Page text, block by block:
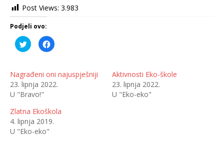
Post Views: 3.983
Podjeli ovo:
P
o
e
l
i
a
w
i
t
t
e
K
l
m
p
o
e
l
i
t
Nagrađeni oni najuspješniji
23. lipnja 2022.
U "Bravo!"
Aktivnosti Eko-škole
23. lipnja 2022.
U "Eko-eko"
Zlatna Ekoškola
4. lipnja 2019.
U "Eko-eko"